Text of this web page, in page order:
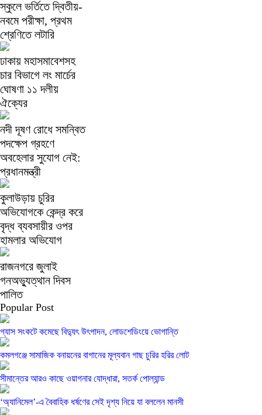
স্কুলে ভর্তিতে দ্বিতীয়-
নবমে পরীক্ষা, প্রথম
শ্রেণিতে লটারি
ঢাকায় মহাসমাবেশসহ
চার বিভাগে লং মার্চের
ঘোষণা ১১ দলীয়
ঐক্যের
নদী দূষণ রোধে সমন্বিত
পদক্ষেপ গ্রহণে
অবহেলার সুযোগ নেই:
প্রধানমন্ত্রী
কুলাউড়ায় চুরির
অভিযোগকে কেন্দ্র করে
বৃদ্ধ ব্যবসায়ীর ওপর
হামলার অভিযোগ
রাজনগরে জুলাই
গনঅভ্যুত্থান দিবস
পালিত
Popular Post
গ্যাস সংকটে কমেছে বিদ্যুৎ উৎপাদন, লোডশেডিংয়ে ভোগান্তি
কমলগঞ্জে সামাজিক বনায়নের বাগানের মূল্যবান গাছ চুরির হরির লোট
সীমান্তের আরও কাছে ওয়াগনার যোদ্ধারা, সতর্ক পোল্যান্ড
‘অ্যানিমেল’-এ বৈবাহিক ধর্ষণের সেই দৃশ্য নিয়ে যা বললেন মানসী